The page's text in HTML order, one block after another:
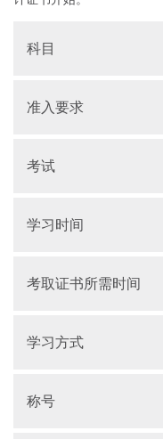
科目
准入要求
考试
学习时间
考取证书所需时间
学习方式
称号